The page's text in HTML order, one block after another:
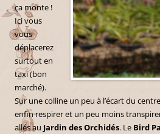
ça monte !
Ici vous
vous
déplacerez
surtout en
taxi (bon
marché).
Sur une colline un peu à l’écart du
enfin respirer et un peu moins
allés au Jardin des Orchidés. Le Bird